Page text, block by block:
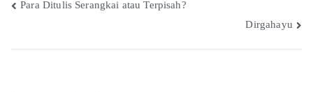
Para Ditulis Serangkai atau Terpisah?
Dirgahayu